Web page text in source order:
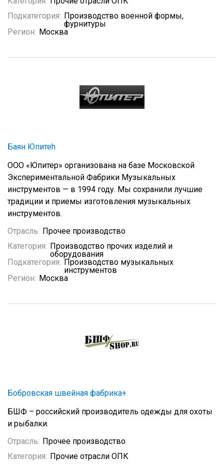
Подкатегория: Производство военной формы,
фурнитуры
Регион: Москва
Баян Юпитеh
ООО «Юпитер» организована на базе Московской
Экспериментальной Фабрики Музыкальных
инструментов — в 1994 году. Мы сохранили лучшие
традиции и приемы изготовления музыкальных
инструментов.
Отрасль: Прочее производство
Категория: Производство прочих изделий и
оборудования
Подкатегория: Производство музыкальных
инструментов
Регион: Москва
Бобровская швейная фабрика+
БШФ – российский производитель одежды для охоты
и рыбалки.
Отрасль: Прочее производство
Категория: Прочие отрасли ОПК